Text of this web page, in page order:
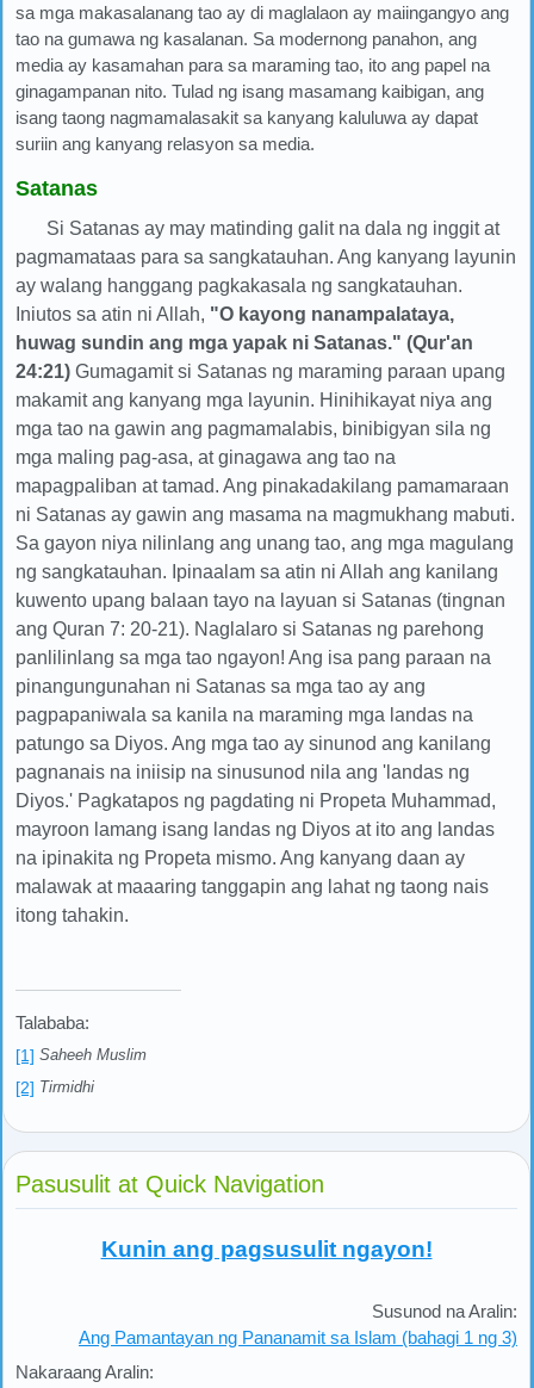
sa mga makasalanang tao ay di maglalaon ay maiingangyo ang
tao na gumawa ng kasalanan. Sa modernong panahon, ang
media ay kasamahan para sa maraming tao, ito ang papel na
ginagampanan nito. Tulad ng isang masamang kaibigan, ang
isang taong nagmamalasakit sa kanyang kaluluwa ay dapat
suriin ang kanyang relasyon sa media.
Satanas
Si Satanas ay may matinding galit na dala ng inggit at
pagmamataas para sa sangkatauhan. Ang kanyang layunin
ay walang hanggang pagkakasala ng sangkatauhan.
Iniutos sa atin ni Allah, "O kayong nanampalataya,
huwag sundin ang mga yapak ni Satanas." (Qur'an
24:21) Gumagamit si Satanas ng maraming paraan upang
makamit ang kanyang mga layunin. Hinihikayat niya ang
mga tao na gawin ang pagmamalabis, binibigyan sila ng
mga maling pag-asa, at ginagawa ang tao na
mapagpaliban at tamad. Ang pinakadakilang pamamaraan
ni Satanas ay gawin ang masama na magmukhang mabuti.
Sa gayon niya nilinlang ang unang tao, ang mga magulang
ng sangkatauhan. Ipinaalam sa atin ni Allah ang kanilang
kuwento upang balaan tayo na layuan si Satanas (tingnan
ang Quran 7: 20-21). Naglalaro si Satanas ng parehong
panlilinlang sa mga tao ngayon! Ang isa pang paraan na
pinangungunahan ni Satanas sa mga tao ay ang
pagpapaniwala sa kanila na maraming mga landas na
patungo sa Diyos. Ang mga tao ay sinunod ang kanilang
pagnanais na iniisip na sinusunod nila ang 'landas ng
Diyos.' Pagkatapos ng pagdating ni Propeta Muhammad,
mayroon lamang isang landas ng Diyos at ito ang landas
na ipinakita ng Propeta mismo. Ang kanyang daan ay
malawak at maaaring tanggapin ang lahat ng taong nais
itong tahakin.
Talababa:
[1] Saheeh Muslim
[2] Tirmidhi
Pasusulit at Quick Navigation
Kunin ang pagsusulit ngayon!
Nakaraang Aralin:
Susunod na Aralin:
Ang Pamantayan ng Pananamit sa Islam (bahagi 1 ng 3)